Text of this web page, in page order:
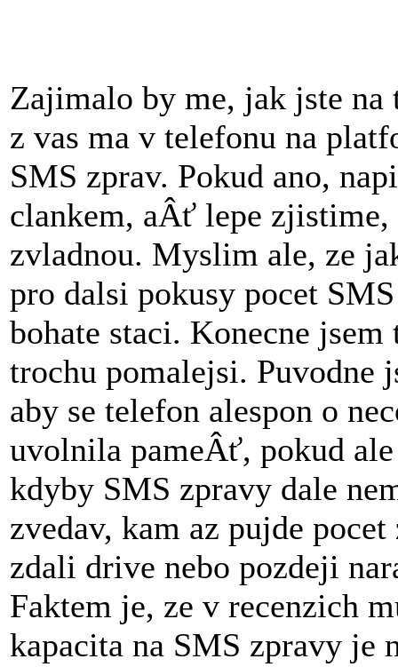
Zajimalo by me, jak jste na
z vas ma v telefonu na
SMS zprav. Pokud ano,
clankem, aÂť lepe
zvladnou. Myslim ale, ze
pro dalsi pokusy pocet
bohate staci. Konecne
trochu pomalejsi. Puvodne
aby se telefon alespon o
uvolnila pameÂť, pokud
kdyby SMS zpravy dale
zvedav, kam az pujde
zdali drive nebo pozdeji
Faktem je, ze v recenzich
kapacita na SMS zpravy je